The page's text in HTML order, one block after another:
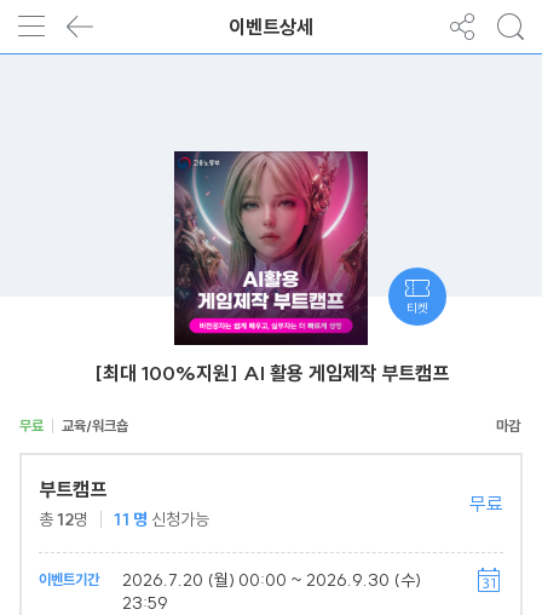
이벤트상세
[최대 100%지원] AI 활용 게임제작 부트캠프
무료 교육/워크숍
부트캠프
총12명 11 명 신청가능
무료
이벤트기간
2026.7.20 (월) 00:00 ~ 2026.9.30 (수)
23:59
티켓